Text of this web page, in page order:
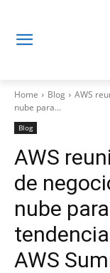
Home Blog
AWS
nube para...
Blog
AWS
de
nube
AWS